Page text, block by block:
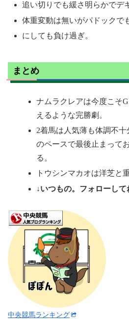
追い切りでも緩さ明らかでデ
体重変動は無いがパドックで
にしても負け過ぎ。
まとめ
ナムラクレアは今度こそ
えるような完勝劇。
2着馬は人気薄も体調不
のペースで最後止まって
る。
トウシンマカオは洋芝と
↓いつもの。フォローして
中央競馬ランキング